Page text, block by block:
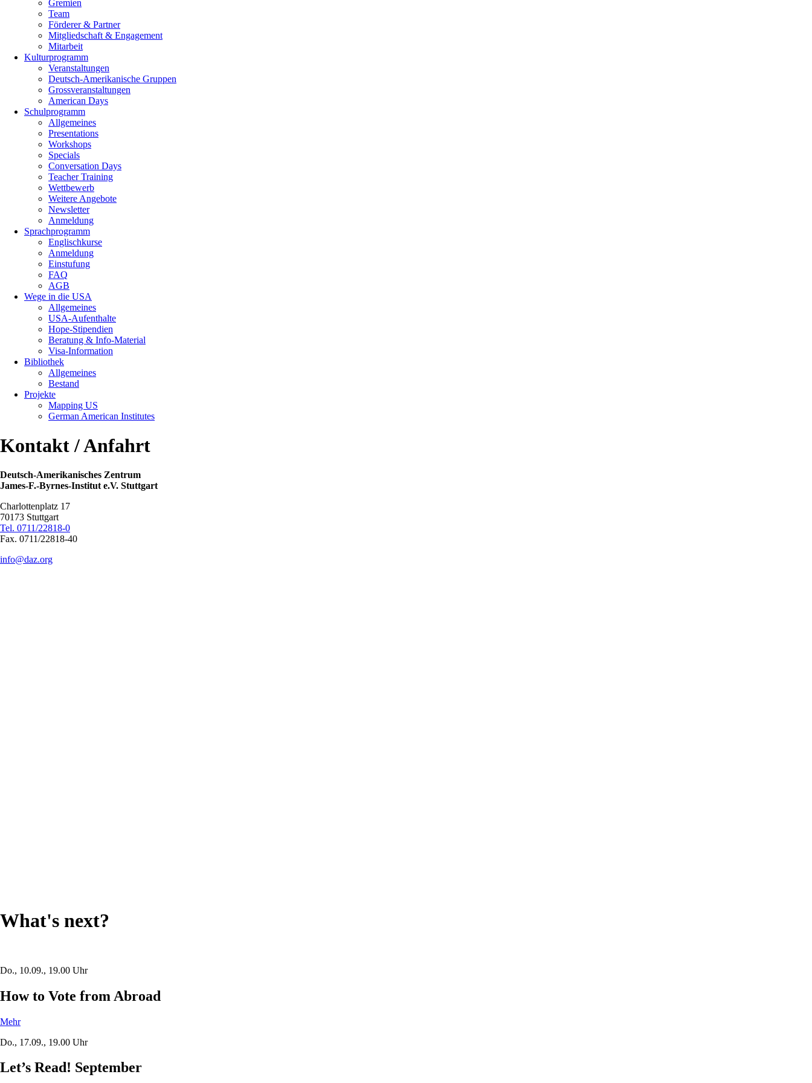
Gremien
Team
Förderer & Partner
Mitgliedschaft & Engagement
Mitarbeit
Kulturprogramm
Veranstaltungen
Deutsch-Amerikanische Gruppen
Grossveranstaltungen
American Days
Schulprogramm
Allgemeines
Presentations
Workshops
Specials
Conversation Days
Teacher Training
Wettbewerb
Weitere Angebote
Newsletter
Anmeldung
Sprachprogramm
Englischkurse
Anmeldung
Einstufung
FAQ
AGB
Wege in die USA
Allgemeines
USA-Aufenthalte
Hope-Stipendien
Beratung & Info-Material
Visa-Information
Bibliothek
Allgemeines
Bestand
Projekte
Mapping US
German American Institutes
Kontakt / Anfahrt
Deutsch-Amerikanisches Zentrum
James-F.-Byrnes-Institut e.V. Stuttgart
Charlottenplatz 17
70173 Stuttgart
Tel. 0711/22818-0
Fax. 0711/22818-40
info@daz.org
What's next?
Do., 10.09., 19.00 Uhr
How to Vote from Abroad
Mehr
Do., 17.09., 19.00 Uhr
Let’s Read! September